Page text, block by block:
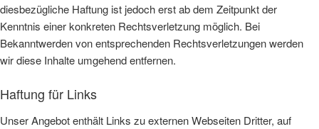
diesbezügliche Haftung ist jedoch erst ab dem Zeitpunkt der
Kenntnis einer konkreten Rechtsverletzung möglich. Bei
Bekanntwerden von entsprechenden Rechtsverletzungen werden
wir diese Inhalte umgehend entfernen.
Haftung für Links
Unser Angebot enthält Links zu externen Webseiten Dritter, auf